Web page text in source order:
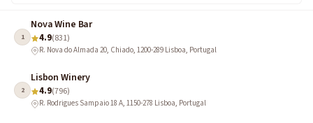
1
Nova Wine Bar
4.9(831)
R. Nova do Almada 20, Chiado, 1200-289 Lisboa, Portugal
2
Lisbon Winery
4.9(796)
R. Rodrigues Sampaio 18 A, 1150-278 Lisboa, Portugal